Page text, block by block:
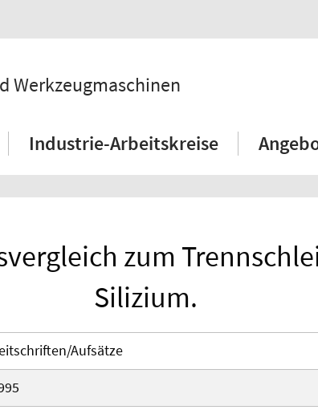
Werkzeugmaschinen
Industrie-Arbeitskreise
zum
Silizium.
Aufsätze